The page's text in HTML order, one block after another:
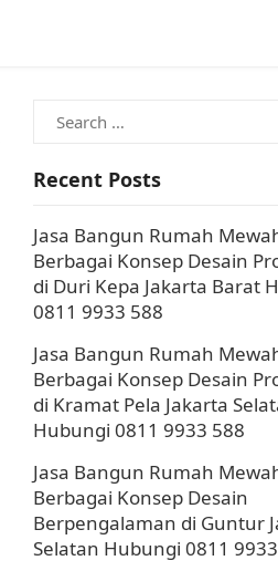
Search
for:
Recent Posts
Jasa Bangun Rumah
Berbagai Konsep Desain
di Duri Kepa Jakarta Barat
0811 9933 588
Jasa Bangun Rumah
Berbagai Konsep Desain
di Kramat Pela Jakarta
Hubungi 0811 9933 588
Jasa Bangun Rumah
Berbagai Konsep Desain
Berpengalaman di Guntur
Selatan Hubungi 0811